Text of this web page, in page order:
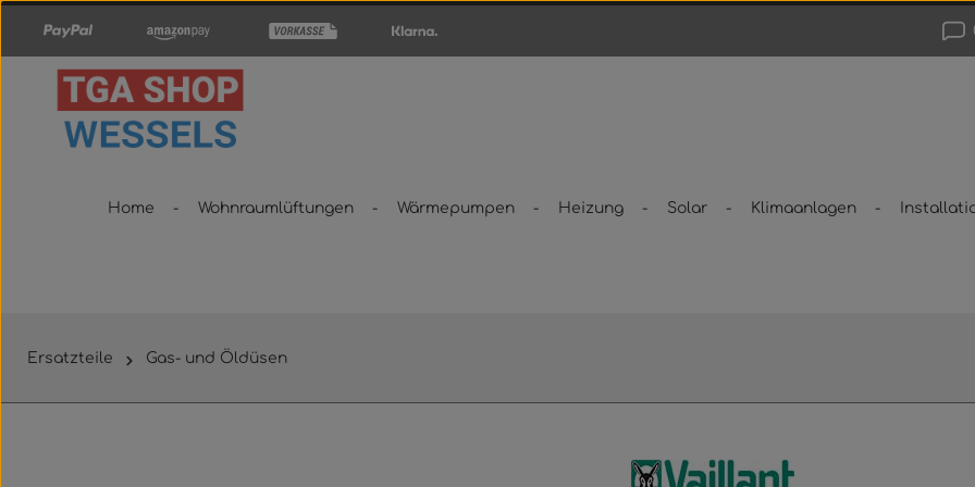
Hauptinhalt springen
Zur Hauptnavigation springen
Home Wohnraumlüftungen Wärmepumpen Heizung Solar Klimaanlagen
Ersatzteile Gas- und Öldüsen